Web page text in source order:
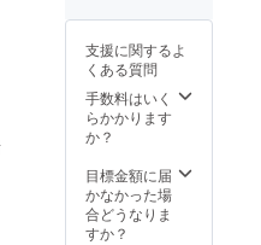
ザー名
を入力
してく
ださ
い。 ※
基本的
のDMで
連絡を
させて
支援に関するよ
くある質問
手数料はいく
らかかります
か？
目標金額に届
かなかった場
合どうなりま
すか？